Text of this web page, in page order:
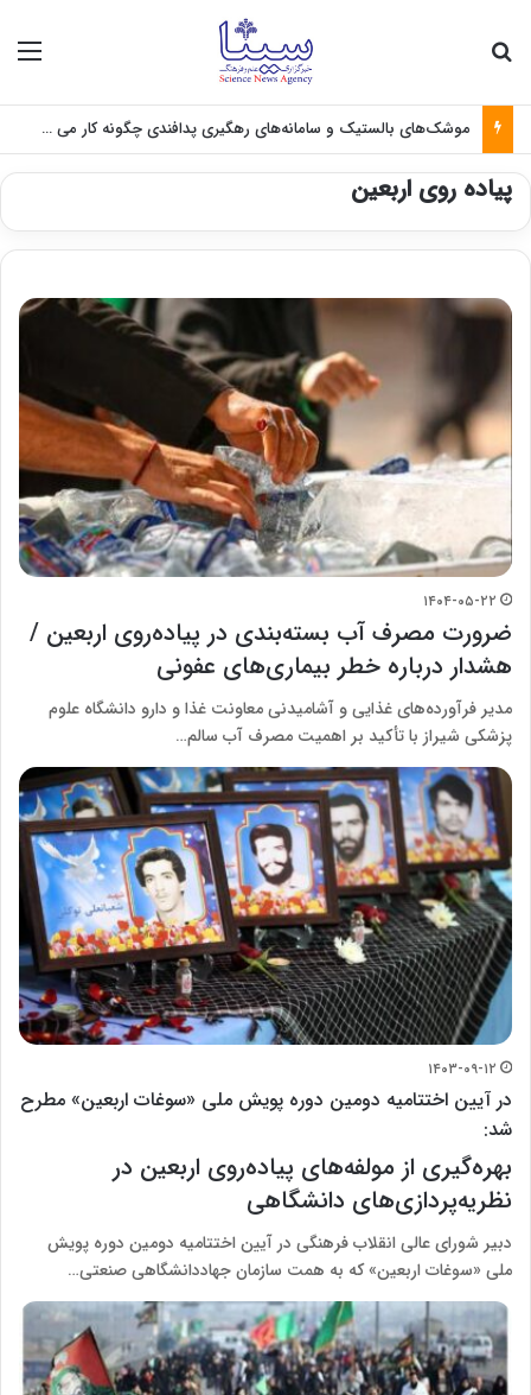
موشک‌های بالستیک و سامانه‌های رهگیری پدافندی چگونه کار می کنند؟
پیاده روی اربعین
۱۴۰۴-۰۵-۲۲
ضرورت مصرف آب بسته‌بندی در پیاده‌روی اربعین /
هشدار درباره خطر بیماری‌های عفونی
مدیر فرآورده‌های غذایی و آشامیدنی معاونت غذا و دارو دانشگاه علوم
پزشکی شیراز با تأکید بر اهمیت مصرف آب سالم…
۱۴۰۳-۰۹-۱۲
در آیین اختتامیه دومین دوره پویش ملی «سوغات اربعین» مطرح
شد:
بهره‌گیری از مولفه‌های پیاده‌روی اربعین در
نظریه‌پردازی‌های دانشگاهی
دبیر شورای عالی انقلاب فرهنگی در آیین اختتامیه دومین دوره پویش
ملی «سوغات اربعین» که به همت سازمان جهاددانشگاهی صنعتی…